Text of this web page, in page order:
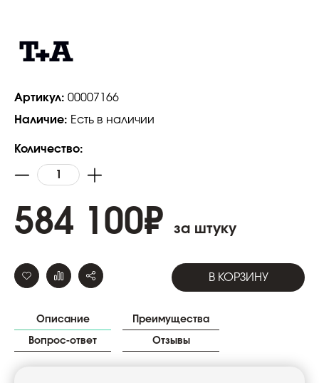
Артикул: 00007166
Наличие: Есть в наличии
Количество:
584 100₽ за штуку
В КОРЗИНУ
Описание Преимущества
Вопрос-ответ Отзывы